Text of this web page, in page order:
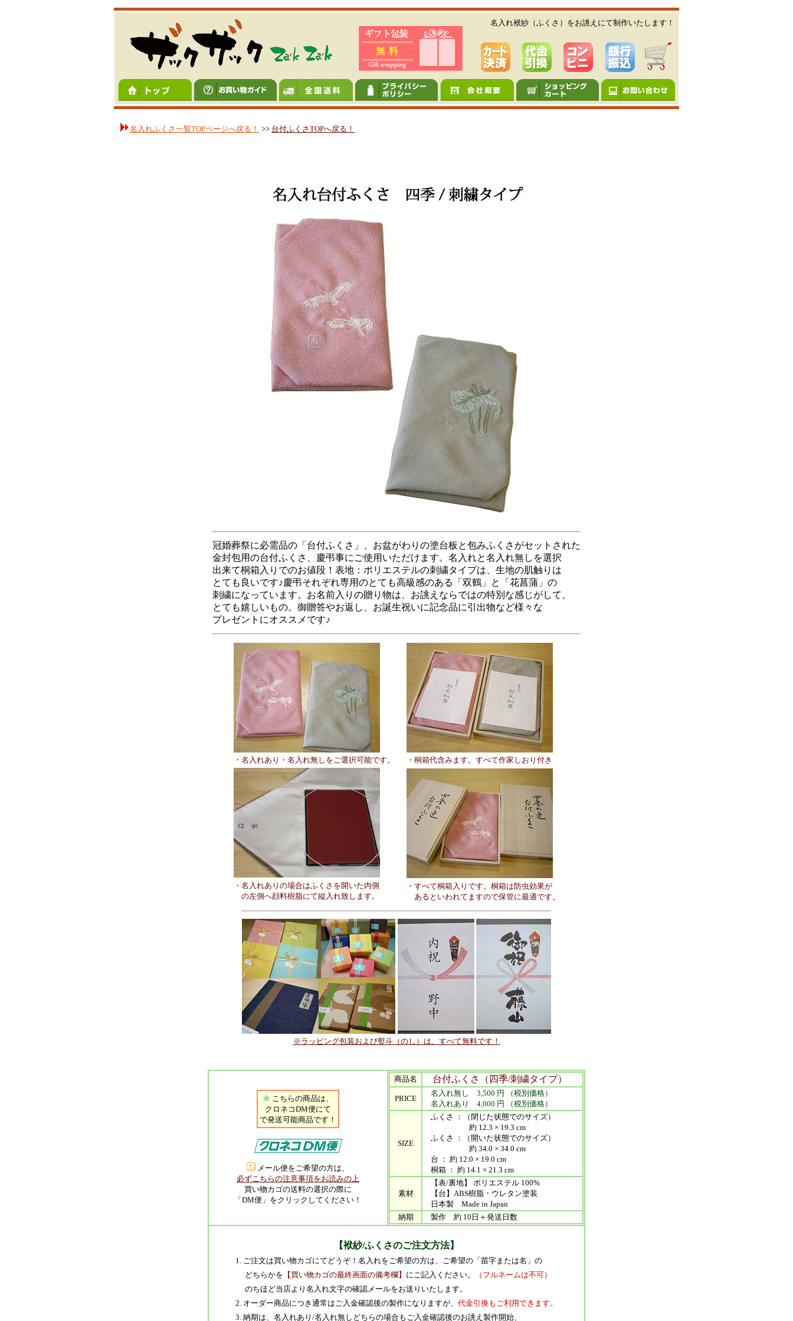
名入れ袱紗（ふくさ）をお誂えにて制作いたします！
名入れふくさ一覧TOPページへ戻る！ >> 台付ふくさTOPへ戻る！
冠婚葬祭に必需品の「台付ふくさ」、お盆がわりの塗台板と包みふくさがセットされた
金封包用の台付ふくさ、慶弔事にご使用いただけます。名入れと名入れ無しを選択
出来て桐箱入りでのお値段！表地：ポリエステルの刺繍タイプは、生地の肌触りは
とても良いです♪慶弔それぞれ専用のとても高級感のある「双鶴」と「花菖蒲」の
刺繍になっています。お名前入りの贈り物は、お誂えならではの特別な感じがして、
とても嬉しいもの。御贈答やお返し、お誕生祝いに記念品に引出物など様々な
プレゼントにオススメです♪
・名入れあり・名入れ無しをご選択可能です。 ・桐箱代含みます。すべて作家しおり付き
・名入れありの場合はふくさを開いた内側
の左側へ顔料樹脂にて縦入れ致します。
・すべて桐箱入りです。桐箱は防虫効果が
あるといわれてますので保管に最適です。
※ラッピング包装および熨斗（のし）は、すべて無料です！
こちらの商品は、
クロネコDM便にて
で発送可能商品です！
メール便をご希望の方は、
必ずこちらの注意事項をお読みの上
買い物カゴの送料の選択の際に
「DM便」をクリックしてください！
商品名 台付ふくさ（四季/刺繍タイプ）
PRICE
名入れ無し 3,500 円 （税別価格）
名入れあり 4,000 円 （税別価格）
SIZE
ふくさ ：（閉じた状態でのサイズ）
約 12.3 × 19.3 cm
ふくさ ：（開いた状態でのサイズ）
約 34.0 × 34.0 cm
台 ： 約 12.0 × 19.0 cm
桐箱 ： 約 14.1 × 21.3 cm
素材
【表/裏地】 ポリエステル 100%
【台】ABS樹脂・ウレタン塗装
日本製 Made in Japan
納期
製作 約 10日＋発送日数
【袱紗/ふくさのご注文方法】
1. ご注文は買い物カゴにてどうぞ！名入れをご希望の方は、ご希望の「苗字または名」の
どちらかを 【買い物カゴの最終画面の備考欄】 にご記入ください。
（フルネームは不可）
のちほど当店より名入れ文字の確認メールをお送りいたします。
2. オーダー商品につき通常はご入金確認後の製作になりますが、 代金引換もご利用できます。
3. 納期は、名入れあり/名入れ無しどちらの場合もご入金確認後のお誂え製作開始、